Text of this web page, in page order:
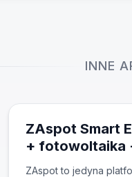
INNE
ZAspot Smart
+ fotowoltaika
jednym systemie
ZAspot to jedyna